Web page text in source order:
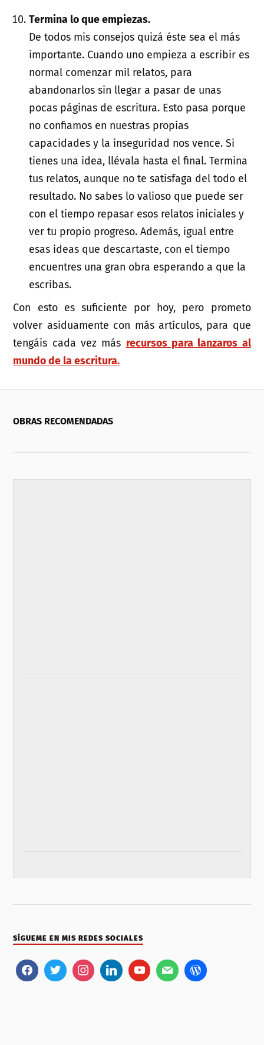
Termina lo que empiezas.
De todos mis consejos quizá éste sea el más
importante. Cuando uno empieza a escribir es
normal comenzar mil relatos, para
abandonarlos sin llegar a pasar de unas
pocas páginas de escritura. Esto pasa porque
no confiamos en nuestras propias
capacidades y la inseguridad nos vence. Si
tienes una idea, llévala hasta el final. Termina
tus relatos, aunque no te satisfaga del todo el
resultado. No sabes lo valioso que puede ser
con el tiempo repasar esos relatos iniciales y
ver tu propio progreso. Además, igual entre
esas ideas que descartaste, con el tiempo
encuentres una gran obra esperando a que la
escribas.
Con esto es suficiente por hoy, pero prometo
volver asiduamente con más artículos, para que
tengáis cada vez más recursos para lanzaros al
mundo de la escritura.
OBRAS RECOMENDADAS
SÍGUEME EN MIS REDES SOCIALES